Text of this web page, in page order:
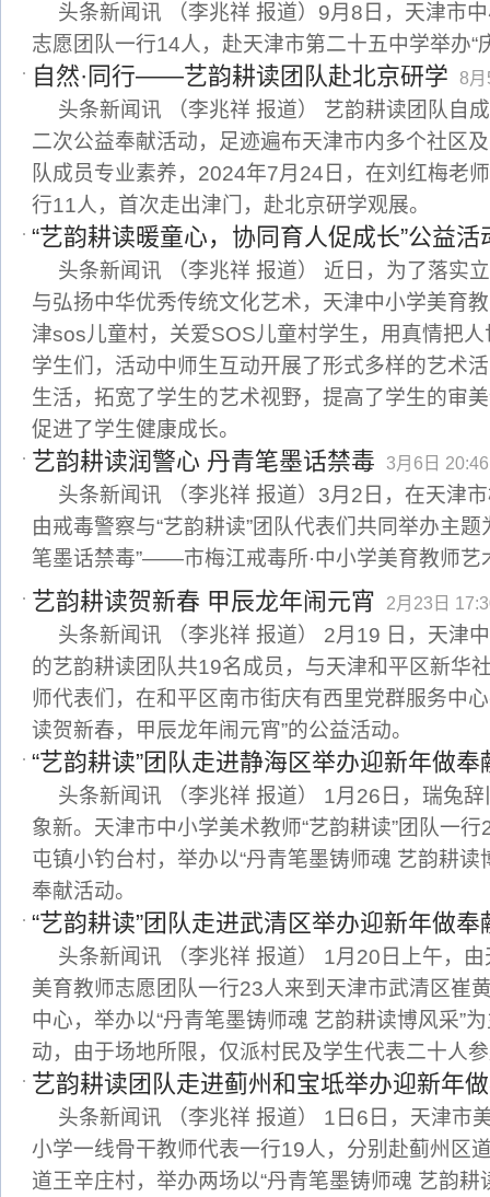
头条新闻讯 （李兆祥 报道）9月8日，天津市
志愿团队一行14人，赴天津市第二十五中学举办“
自然·同行——艺韵耕读团队赴北京研学 8月
头条新闻讯 （李兆祥 报道） 艺韵耕读团队自
二次公益奉献活动，足迹遍布天津市内多个社区
队成员专业素养，2024年7月24日，在刘红梅老
行11人，首次走出津门，赴北京研学观展。
“艺韵耕读暖童心，协同育人促成长”公益活
头条新闻讯 （李兆祥 报道） 近日，为了落实
与弘扬中华优秀传统文化艺术，天津中小学美育
津sos儿童村，关爱SOS儿童村学生，用真情把
学生们，活动中师生互动开展了形式多样的艺术
生活，拓宽了学生的艺术视野，提高了学生的审
促进了学生健康成长。
艺韵耕读润警心 丹青笔墨话禁毒 3月6日 20:46
头条新闻讯 （李兆祥 报道）3月2日，在天津
由戒毒警察与“艺韵耕读”团队代表们共同举办主
笔墨话禁毒”——市梅江戒毒所·中小学美育教师艺
艺韵耕读贺新春 甲辰龙年闹元宵 2月23日
头条新闻讯 （李兆祥 报道） 2月19 日，天津
的艺韵耕读团队共19名成员，与天津和平区新华
师代表们，在和平区南市街庆有西里党群服务中
读贺新春，甲辰龙年闹元宵”的公益活动。
“艺韵耕读”团队走进静海区举办迎新年做奉
头条新闻讯 （李兆祥 报道） 1月26日，瑞兔
象新。天津市中小学美术教师“艺韵耕读”团队一
屯镇小钓台村，举办以“丹青笔墨铸师魂 艺韵耕读
奉献活动。
“艺韵耕读”团队走进武清区举办迎新年做奉
头条新闻讯 （李兆祥 报道） 1月20日上午，由
美育教师志愿团队一行23人来到天津市武清区崔
中心，举办以“丹青笔墨铸师魂 艺韵耕读博风采”
动，由于场地所限，仅派村民及学生代表二十人
艺韵耕读团队走进蓟州和宝坻举办迎新年
头条新闻讯 （李兆祥 报道） 1日6日，天津市
小学一线骨干教师代表一行19人，分别赴蓟州区
道王辛庄村，举办两场以“丹青笔墨铸师魂 艺韵耕